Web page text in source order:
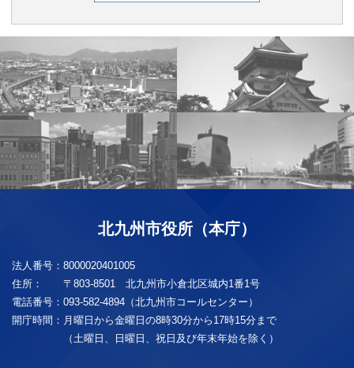
北九州市役所（本庁）
法人番号： 8000020401005
住所：
〒803-8501 北九州市小倉北区城内1番1号
電話番号： 093-582-4894（北九州市コールセンター）
開庁時間： 月曜日から金曜日の8時30分から17時15分まで
（土曜日、日曜日、祝日及び年末年始を除く）